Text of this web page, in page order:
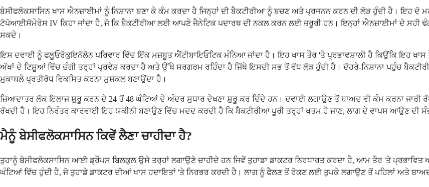
ਬੇਸੀਫਲੋਕਸਾਸਿਨ ਖਾਸ ਐਨਜ਼ਾਈਮਾਂ ਨੂੰ ਨਿਸ਼ਾਨਾ ਬਣਾ ਕੇ ਕੰਮ ਕਰਦਾ ਹੈ ਜਿਨ੍ਹਾਂ ਦੀ ਬੈਕਟੀਰੀਆ ਨੂੰ ਬਚਣ ਅਤੇ ਪ੍ਰਜਨਨ ਕਰਨ ਦੀ ਲੋੜ ਹੁੰਦੀ ਹੈ। ਇਹ
ਟੋਪੋਆਈਸੋਮੇਰੇਸ IV ਕਿਹਾ ਜਾਂਦਾ ਹੈ, ਜੋ ਕਿ ਬੈਕਟੀਰੀਆ ਲਈ ਆਪਣੇ ਜੈਨੇਟਿਕ ਪਦਾਰਥ ਦੀ ਨਕਲ ਕਰਨ ਲਈ ਜ਼ਰੂਰੀ ਹਨ। ਇਨ੍ਹਾਂ ਐਨਜ਼ਾਈਮਾਂ ਦੇ ਸਹੀ
ਸਕਦੇ।
ਇਸ ਦਵਾਈ ਨੂੰ ਫਲੂਓਰੋਕੁਇਨੋਲੋਨ ਪਰਿਵਾਰ ਵਿੱਚ ਇੱਕ ਮਜ਼ਬੂਤ ਐਂਟੀਬਾਇਓਟਿਕ ਮੰਨਿਆ ਜਾਂਦਾ ਹੈ। ਇਹ ਖਾਸ ਤੌਰ 'ਤੇ ਪ੍ਰਭਾਵਸ਼ਾਲੀ ਹੈ ਕਿਉਂਕਿ ਇਹ
ਅੱਖਾਂ ਦੇ ਟਿਸ਼ੂਆਂ ਵਿੱਚ ਚੰਗੀ ਤਰ੍ਹਾਂ ਪ੍ਰਵੇਸ਼ ਕਰਦਾ ਹੈ ਅਤੇ ਉੱਥੇ ਸਰਗਰਮ ਰਹਿੰਦਾ ਹੈ ਜਿੱਥੇ ਇਸਦੀ ਸਭ ਤੋਂ ਵੱਧ ਲੋੜ ਹੁੰਦੀ ਹੈ। ਦੋਹਰੇ-ਨਿਸ਼ਾਨਾ ਪਹੁੰਚ
ਮੁਕਾਬਲੇ ਪ੍ਰਤੀਰੋਧ ਵਿਕਸਿਤ ਕਰਨਾ ਮੁਸ਼ਕਲ ਬਣਾਉਂਦਾ ਹੈ।
ਜ਼ਿਆਦਾਤਰ ਲੋਕ ਇਲਾਜ ਸ਼ੁਰੂ ਕਰਨ ਦੇ 24 ਤੋਂ 48 ਘੰਟਿਆਂ ਦੇ ਅੰਦਰ ਸੁਧਾਰ ਦੇਖਣਾ ਸ਼ੁਰੂ ਕਰ ਦਿੰਦੇ ਹਨ। ਦਵਾਈ ਲਗਾਉਣ ਤੋਂ ਬਾਅਦ ਵੀ ਕੰਮ ਕਰਨਾ ਜਾਰੀ
ਰੱਖਦੀ ਹੈ। ਇਹ ਨਿਰੰਤਰ ਕਾਰਵਾਈ ਇਹ ਯਕੀਨੀ ਬਣਾਉਣ ਵਿੱਚ ਮਦਦ ਕਰਦੀ ਹੈ ਕਿ ਬੈਕਟੀਰੀਆ ਪੂਰੀ ਤਰ੍ਹਾਂ ਖਤਮ ਹੋ ਜਾਣ, ਲਾਗ ਦੇ ਵਾਪਸ ਆਉਣ ਦੀ
ਮੈਨੂੰ ਬੇਸੀਫਲੋਕਸਾਸਿਨ ਕਿਵੇਂ ਲੈਣਾ ਚਾਹੀਦਾ ਹੈ?
ਤੁਹਾਨੂੰ ਬੇਸੀਫਲੋਕਸਾਸਿਨ ਆਈ ਡ੍ਰੌਪਸ ਬਿਲਕੁਲ ਉਸੇ ਤਰ੍ਹਾਂ ਲਗਾਉਣੇ ਚਾਹੀਦੇ ਹਨ ਜਿਵੇਂ ਤੁਹਾਡਾ ਡਾਕਟਰ ਨਿਰਧਾਰਤ ਕਰਦਾ ਹੈ, ਆਮ ਤੌਰ 'ਤੇ
ਘੰਟਿਆਂ ਵਿੱਚ ਹੁੰਦੀ ਹੈ, ਜੋ ਤੁਹਾਡੇ ਡਾਕਟਰ ਦੀਆਂ ਖਾਸ ਹਦਾਇਤਾਂ 'ਤੇ ਨਿਰਭਰ ਕਰਦੀ ਹੈ। ਲਾਗ ਨੂੰ ਫੈਲਣ ਤੋਂ ਰੋਕਣ ਲਈ ਤੁਪਕੇ ਲਗਾਉਣ ਤੋਂ ਪਹਿਲਾਂ ਅਤੇ